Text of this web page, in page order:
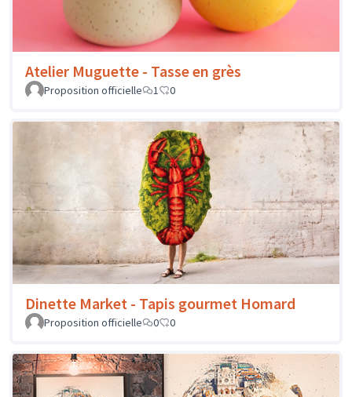
Atelier Muguette - Tasse en grès
Proposition officielle 1 0
Dinette Market - Tapis gourmet Homard
Proposition officielle 0 0